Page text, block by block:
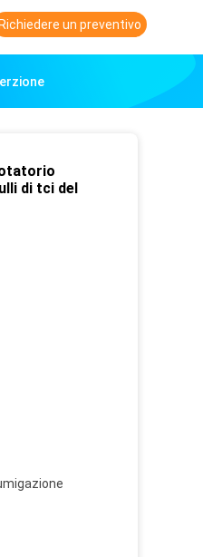
Richiedere un preventivo
di tci del